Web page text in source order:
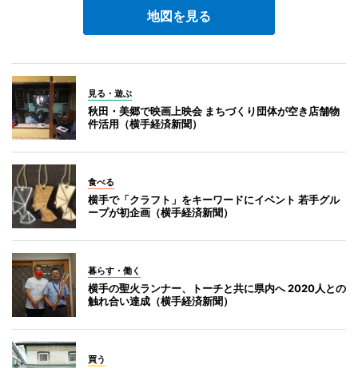
地図を見る
見る・遊ぶ
秋田・美郷で映画上映会 まちづくり団体が空き店舗物
件活用（横手経済新聞）
食べる
横手で「クラフト」をキーワードにイベント 若手グル
ープが初企画（横手経済新聞）
暮らす・働く
横手の聖火ランナー、トーチと共に県内へ 2020人との
触れ合い達成（横手経済新聞）
買う